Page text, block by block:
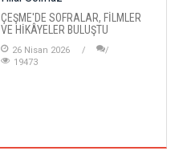
ÇEŞME'DE SOFRALAR, FİLMLER
VE HİKÂYELER BULUŞTU
26 Nisan 2026
19473